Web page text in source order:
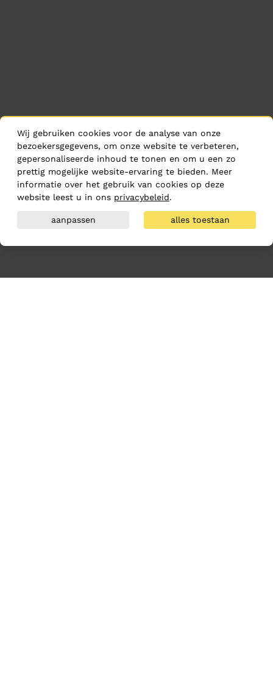
Wij gebruiken cookies voor de analyse van onze
bezoekersgegevens, om onze website te verbeteren,
gepersonaliseerde inhoud te tonen en om u een zo
prettig mogelijke website-ervaring te bieden. Meer
informatie over het gebruik van cookies op deze
website leest u in ons privacybeleid.
aanpassen alles toestaan